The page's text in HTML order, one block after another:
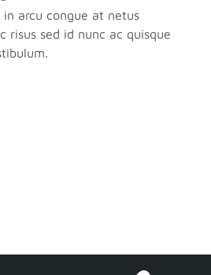
arcu congue at netus
risus sed id nunc ac quisque